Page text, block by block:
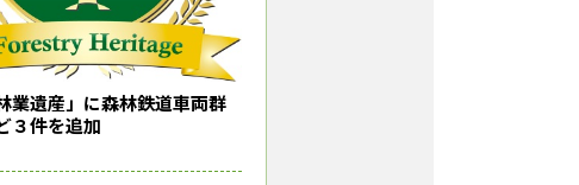
業遺産」に森林鉄道車両群
３件を追加